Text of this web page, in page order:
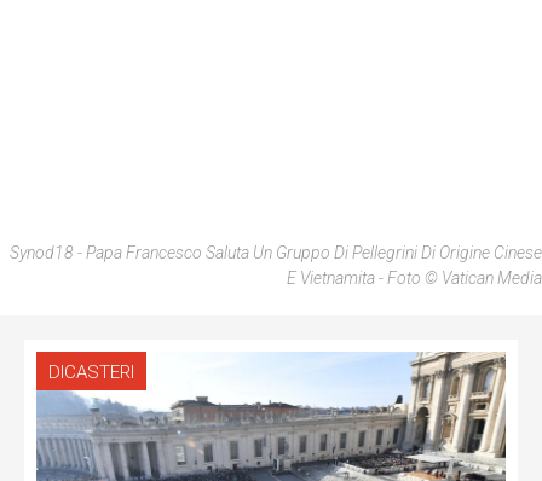
Synod18 - Papa Francesco Saluta Un Gruppo Di Pellegrini Di Origine Cinese
E Vietnamita - Foto © Vatican Media
DICASTERI